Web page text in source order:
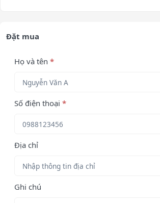
Đặt mua
Họ và tên *
Số điện thoại *
Địa chỉ
Ghi chú